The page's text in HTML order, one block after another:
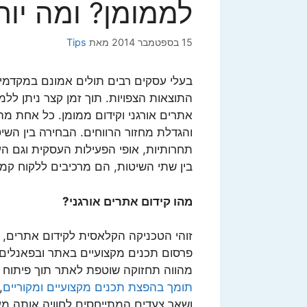
לממומן? ומה
15 בספטמבר 2014 מאת Tips
בעלי עסקים רבים תולים אמונם
התוצאות הצפויות. תוך זמן קצר ניתן
אתרים אורגני וקידום ממומן. כל אחת
והגדלת מחזור הרווחים. הבחירה בין
תחרותיות, אופי הפעילות העסקית וגם
בין שתי השיטות, הם מרכיבים ללקוח
מהו קידום אתרים אורגני?
זוהי הטכניקה הקלאסית לקידום
פרסום תכנים מקצועיים באתר
מהווה תחזוקה שוטפת לאתר תוך
תומך בהפצת תכנים מקצועיים ומקוריים